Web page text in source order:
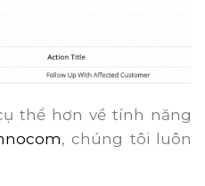
thể hơn về tính năng
, chúng tôi luôn